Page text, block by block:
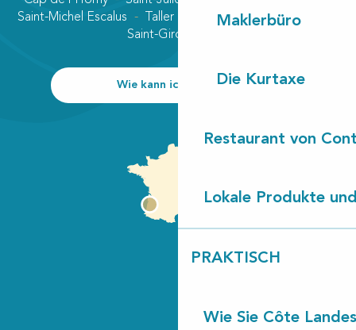
Maklerbüro
Die Kurtaxe
Restaurant von
Lokale Produkte
PRAKTISCH
Wie Sie Côte
Saint-Michel Escalus
Taller
Vielle-Saint-Girons
Saint-Girons plage
Wie kann ich kommen?